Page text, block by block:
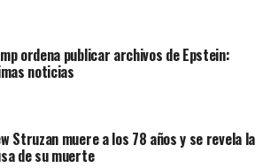
ordena publicar archivos de Epstein:
noticias
Struzan muere a los 78 años y se revela la
de su muerte